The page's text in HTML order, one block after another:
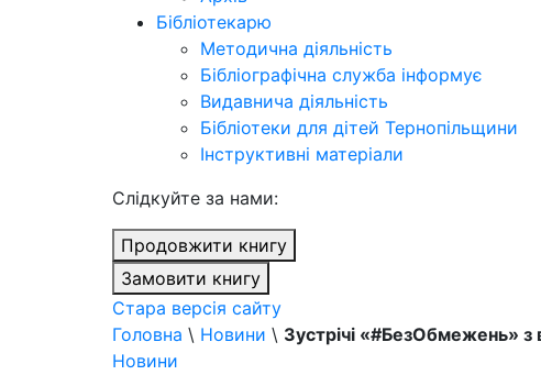
Бібліотекарю
Методична діяльність
Бібліографічна служба інформує
Видавнича діяльність
Бібліотеки для дітей Тернопільщини
Інструктивні матеріали
Cлідкуйте за нами:
Продовжити книгу
Замовити книгу
Стара версія сайту
Головна \ Новини \ Зустрічі «#БезОбмежень» з
Новини